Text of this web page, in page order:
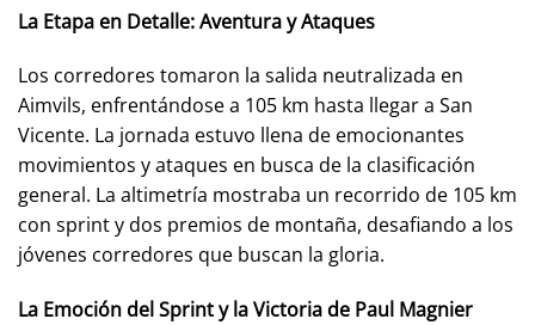
La Etapa en Detalle: Aventura y Ataques
Los corredores tomaron la salida neutralizada en
Aimvils, enfrentándose a 105 km hasta llegar a San
Vicente. La jornada estuvo llena de emocionantes
movimientos y ataques en busca de la clasificación
general. La altimetría mostraba un recorrido de 105 km
con sprint y dos premios de montaña, desafiando a los
jóvenes corredores que buscan la gloria.
La Emoción del Sprint y la Victoria de Paul Magnier